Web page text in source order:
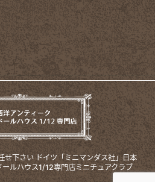
せ下さいドイツ「ミニマンダス社」日本
ールハウス1/12専門店ミニチュアクラブ